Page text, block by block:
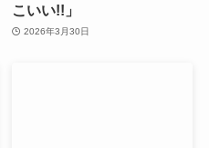
こいい!!」
2026年3月30日